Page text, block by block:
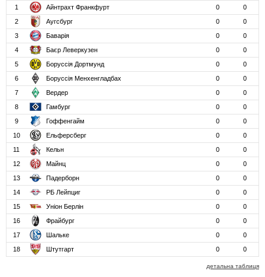
1 Айнтрахт Франкфурт 0
0
2
Аугсбург 0
0
3
Баварія 0
0
4
Баєр Леверкузен 0
0
5
Боруссія Дортмунд 0
0
6
Боруссія Менхенгладбах 0
0
7
Вердер 0
0
8
Гамбург 0
0
9
Гоффенгайм 0
0
10
Ельферсберг 0
0
11
Кельн 0
0
12
Майнц 0
0
13
Падерборн 0
0
14
РБ Лейпциг 0
0
15
Уніон Берлін 0
0
16
Фрайбург 0
0
17
Шальке 0
0
18
Штутгарт 0 0
детальна таблиця